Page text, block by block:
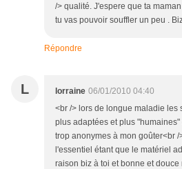
/> qualité. J'espere que ta
tu vas pouvoir souffler un peu .
Répondre
L lorraine 06/01/2010 04:40
<br /> lors de longue maladie les
plus adaptées et plus
trop anonymes à mon goûter<br
l'essentiel étant que le matériel
raison biz à toi et bonne et douce